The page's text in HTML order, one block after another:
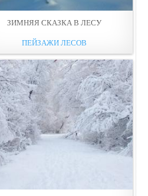
ЗИМНЯЯ СКАЗКА В ЛЕСУ
ПЕЙЗАЖИ ЛЕСОВ